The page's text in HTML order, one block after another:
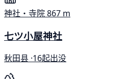
神社・寺院867 m
七ツ小屋神社
秋田县 ·16起出没